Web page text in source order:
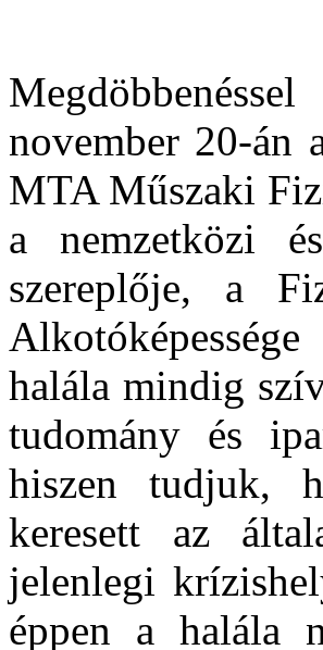
november 20-án
MTA Műszaki
a nemzetközi
szereplője, a
halála mindig
tudomány és
hiszen tudjuk,
keresett az
jelenlegi
éppen a halála